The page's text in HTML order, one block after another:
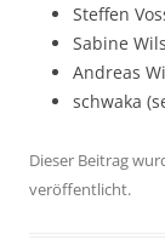
Steffen
Sabine
Andreas
schwaka
Dieser Beitrag
veröffentlicht.